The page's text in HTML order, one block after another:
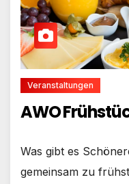
Veranstaltungen
AWO
Was gibt es
gemeinsam zu